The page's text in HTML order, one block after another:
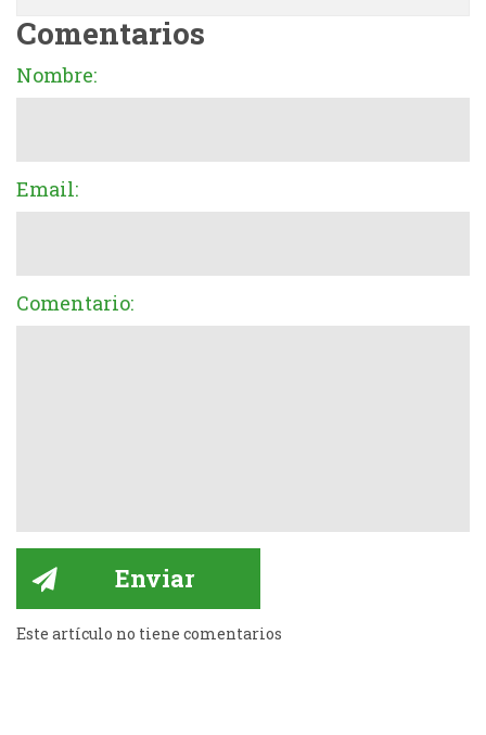
Comentarios
Nombre:
Email:
Comentario:
Este artículo no tiene comentarios